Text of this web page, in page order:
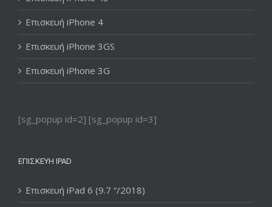
Επισκευή iPhone 4
Επισκευή iPhone 3GS
Επισκευή iPhone 3G
[sg_popup id=2] [sg_popup id=3]
ΕΠΙΣΚΕΥΉ IPAD
Επισκευή iPad 6 (9.7 “/2018)